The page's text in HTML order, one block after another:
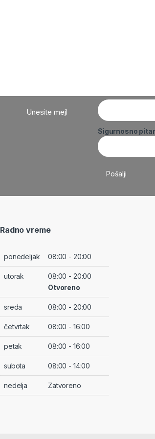
Unesite mejl
Sigurnosno
Radno vreme
ponedeljak 08:00 - 20:00
utorak
08:00 - 20:00
Otvoreno
sreda 08:00 - 20:00
četvrtak 08:00 - 16:00
petak 08:00 - 16:00
subota 08:00 - 14:00
nedelja Zatvoreno